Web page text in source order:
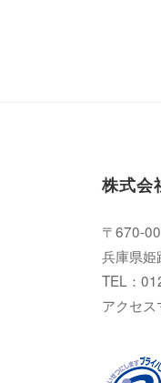
ン
株式会
〒670-
兵庫県
TEL：
アクセス